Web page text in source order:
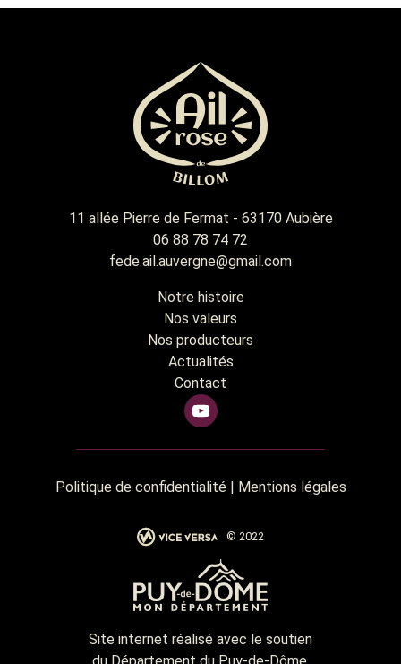
11 allée Pierre de Fermat - 63170 Aubière
06 88 78 74 72
fede.ail.auvergne@gmail.com
Notre histoire
Nos valeurs
Nos producteurs
Actualités
Contact
Politique de confidentialité| Mentions légales
© 2022
Site internet réalisé avec le soutien